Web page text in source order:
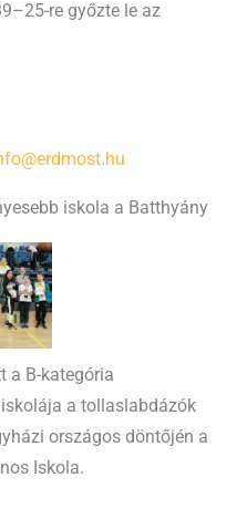
re győzte le az
iskola a Batthyány
a B-kategória
a tollaslabdázók
országos döntőjén a
Iskola.